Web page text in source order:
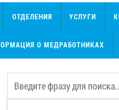
ОТДЕЛЕНИЯ УСЛУГИ
О МЕДРАБОТНИКАХ